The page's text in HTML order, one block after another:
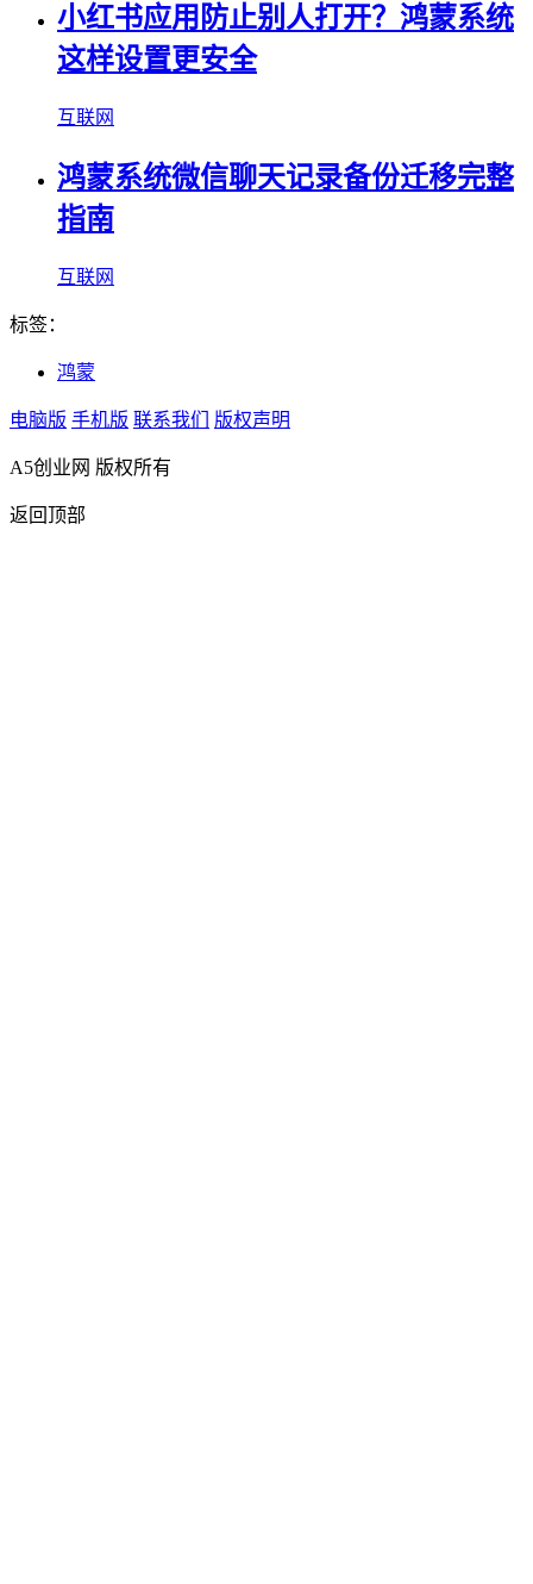
小红书应用防止别人打开？鸿蒙系统
这样设置更安全
互联网
鸿蒙系统微信聊天记录备份迁移完整
指南
互联网
标签：
鸿蒙
电脑版 手机版 联系我们 版权声明
A5创业网 版权所有
返回顶部